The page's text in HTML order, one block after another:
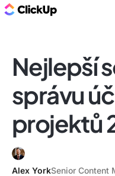
Nejlepší
správu
projektů
Alex YorkSenior Content